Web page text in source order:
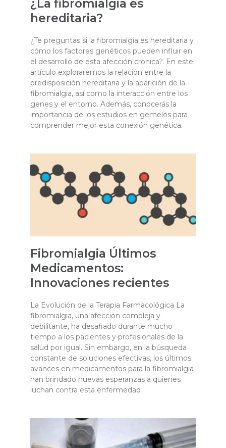
¿La fibromialgia es
hereditaria?
¿Te preguntas si la fibromialgia es hereditaria y
cómo los factores genéticos pueden influir en
el desarrollo de esta afección crónica?. En este
artículo exploraremos la relación entre la
predisposición hereditaria y la aparición de la
fibromialgia, así como la interacción entre los
genes y el entorno. Además, conocerás la
importancia de los estudios en gemelos para
comprender mejor esta conexión genética.
Fibromialgia Últimos
Medicamentos:
Innovaciones recientes
La Evolución de la Terapia Farmacológica La
fibromialgia, una afección compleja y
debilitante, ha desafiado durante mucho
tiempo a los pacientes y profesionales de la
salud por igual. Sin embargo, en la búsqueda
constante de soluciones efectivas, los últimos
avances en medicamentos para la fibromialgia
han brindado nuevas esperanzas a quienes
luchan contra esta enfermedad